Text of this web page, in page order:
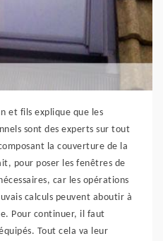
et fils explique que les
sont des experts sur tout
la couverture de la
pour poser les fenêtres de
car les opérations
calculs peuvent aboutir à
Pour continuer, il faut
Tout cela va leur